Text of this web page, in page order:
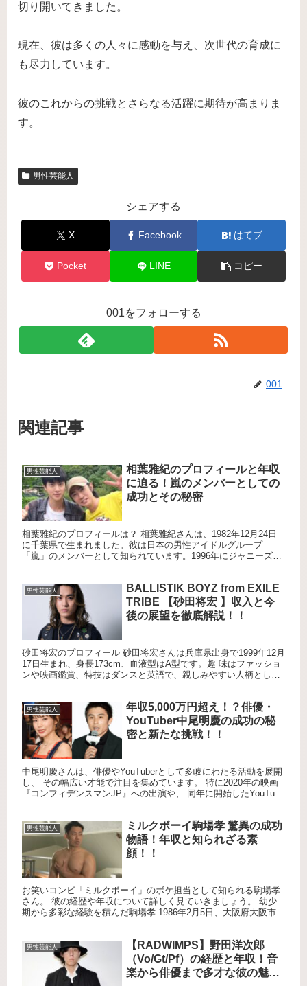
切り開いてきました。
現在、彼は多くの人々に感動を与え、次世代の育成に
も尽力しています。
彼のこれからの挑戦とさらなる活躍に期待が高まりま
す。
男性芸能人
シェアする
X Facebook はてブ
Pocket LINE コピー
001をフォローする
001
関連記事
男性芸能人
相葉雅紀のプロフィールと年収
に迫る！嵐のメンバーとしての
成功とその秘密
相葉雅紀のプロフィールは？ 相葉雅紀さんは、1982年12月24日
に千葉県で生まれました。彼は日本の男性アイドルグループ
「嵐」のメンバーとして知られています。1996年にジャニーズ事
男性芸能人
BALLISTIK BOYZ from EXILE
TRIBE 【砂田将宏 】収入と今
後の展望を徹底解説！！
砂田将宏のプロフィール 砂田将宏さんは兵庫県出身で1999年12月
17日生まれ、身長173cm、血液型はA型です。趣 味はファッショ
ンや映画鑑賞、特技はダンスと英語で、親しみやすい人柄として
男性芸能人
年収5,000万円超え！？俳優・
YouTuber中尾明慶の成功の秘
密と新たな挑戦！！
中尾明慶さんは、俳優やYouTuberとして多岐にわたる活動を展開
し、 その幅広い才能で注目を集めています。 特に2020年の映画
『コンフィデンスマンJP』への出演や、 同年に開始したYouTube
男性芸能人
ミルクボーイ駒場孝 驚異の成功
物語！年収と知られざる素
顔！！
お笑いコンビ「ミルクボーイ」のボケ担当として知られる駒場孝
さん。 彼の経歴や年収について詳しく見ていきましょう。 幼少
期から多彩な経験を積んだ駒場孝 1986年2月5日、大阪府大阪市で
男性芸能人
【RADWIMPS】野田洋次郎
（Vo/Gt/Pf）の経歴と年収！音
楽から俳優まで多才な彼の魅力